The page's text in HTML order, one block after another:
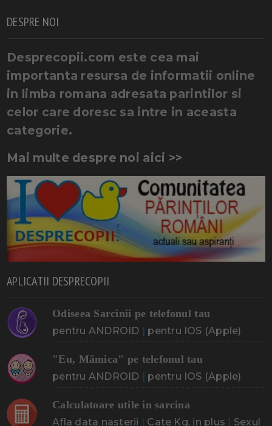
DESPRE NOI
Desprecopii.com este cea mai
importanta resursa de informatii online
in limba romana adresata parintilor si
celor care doresc sa intre in aceasta
categorie.
Mai multe despre noi aici >>
APLICATII DESPRECOPII
Odiseea Sarcinii pe telefonul tau
pentru ANDROID | pentru IOS (Apple)
"Eu, Mămica" pe telefonul tau
pentru ANDROID | pentru IOS (Apple)
Calculatoare utile in sarcina
Afla data nasterii | Cate Kg. in plus | Sexul